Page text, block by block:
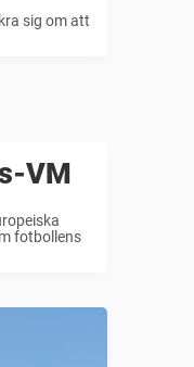
sig om att
VM
fotbollens